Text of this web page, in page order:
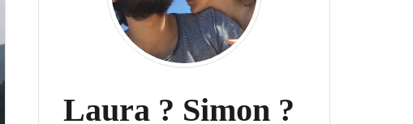
Laura ? Simon ?